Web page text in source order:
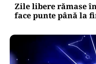
Zile libere rămase
face punte până la